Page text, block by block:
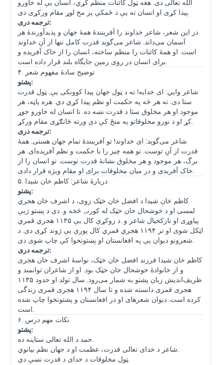
الله تعالی دی. هغه ټول کائنات منظم کړي، انسان یې له خاورو
پیدا کړی او انسان ته یې د ځمکې پر مخ لوړ مقام ورکړی دی.
ترجمه دری:
در این شعر، شاعر خداوند را آفرینندهٔ همهٔ جهان و پدیدآورندهٔ هر
آسمان می‌داند. شاعر می‌گوید قدرت کامل تنها از آنِ خداوند
است. او همهٔ کائنات را منظم ساخته، انسان را از خاک آفریده و
برای انسان در روی زمین جایگاه بلند قرار داده است.
۴. توضیح سادهٔ مفهوم شعر
پشتو:
شاعر وايي: ای خدایه! ته د ټول جهان پیدا کوونکی یې. ټول قدرت
ستا دی. ته هر څه په حکمت او نظم پیدا کړي دي. هره پاڼه، هر
موجود او هر مخلوق ستا د قدرت نښه ده. تا انسان له خاورو جوړ
کړ او د نورو مخلوقاتو په منځ کې دې ورته ځانګړی مقام ورکړ.
ترجمه دری:
شاعر می‌گوید: ای خداوند! تو آفرینندهٔ تمام جهان هستی. همهٔ
قدرت از آنِ توست. تو همه چیز را با حکمت و نظم آفریده‌ای. هر
برگ، هر موجود و هر مخلوق نشانهٔ قدرت توست. تو انسان را از
خاک آفریدی و در میان مخلوقات برای او مقام ویژه قرار دادی.
۵. دربارهٔ شاعر: کاظم خان شیدا
پشتو:
کاظم خان شیدا د افضل خان خټک زوی، د اشرف خان هجري
لمسی او د خوشحال خان خټک له کورنۍ څخه و. دی د پښتو ژبې
پیاوړی او نازکخیال شاعر و. د زوکړې کال یې ۱۱۳۵ هجري قمري
اټکل شوی او تر ۱۱۹۴ هجري قمري کال پورې یې ژوند کړی دی. د
شعرونو دیوان یې په افغانستان او پښتونخوا کې چاپ شوی دی.
ترجمه دری:
کاظم خان شیدا فرزند افضل خان خټک، نواسهٔ اشرف خان هجری
و از خانوادهٔ خوشحال خان خټک بود. او از شاعران توانمند و
ظریف‌اندیش زبان پشتو به شمار می‌رود. سال تولد او حدود ۱۱۳۵
هجری قمری دانسته شده و تا سال ۱۱۹۴ هجری قمری زندگی
کرده است. دیوان شعرهای او در افغانستان و پشتونخوا چاپ شده
است.
۶. نکات مهم درس
پشتو:
حمد د الله تعالی ستاینه ده.
شاعر د خدای تعالی قدرت، عظمت او د جهان نظم بیانوي.
ټول مخلوقات د خدای د قدرت نښې دي.